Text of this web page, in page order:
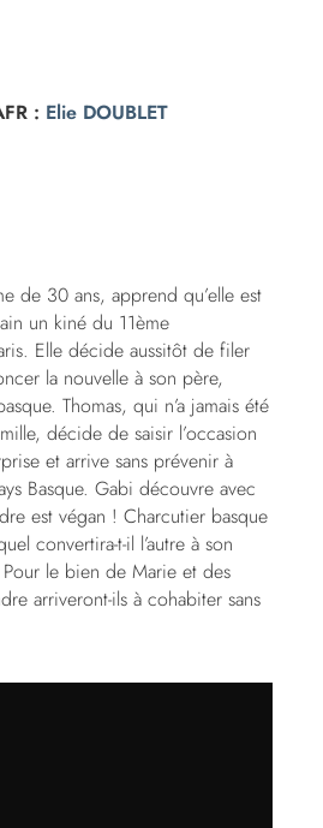
: Elie DOUBLET
de 30 ans, apprend qu’elle est
un kiné du 11ème
Elle décide aussitôt de filer
la nouvelle à son père,
Thomas, qui n’a jamais été
décide de saisir l’occasion
et arrive sans prévenir à
Basque. Gabi découvre avec
est végan ! Charcutier basque
convertira-t-il l’autre à son
le bien de Marie et des
arriveront-ils à cohabiter sans